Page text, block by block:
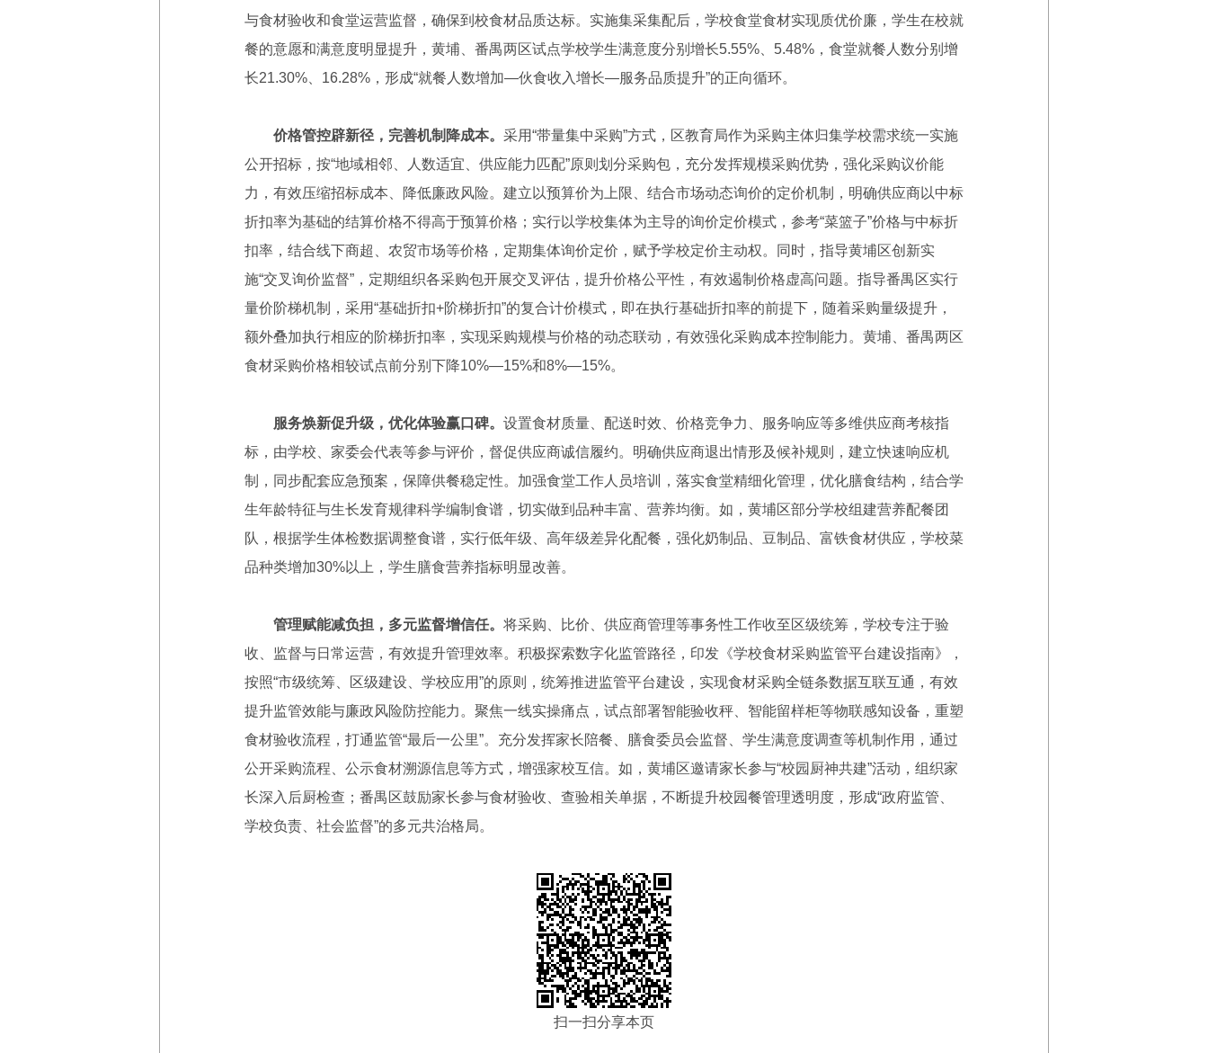
与食材验收和食堂运营监督，确保到校食材品质达标。实施集采集配后，学校食堂食材实现质优价廉，学生在校就
餐的意愿和满意度明显提升，黄埔、番禺两区试点学校学生满意度分别增长5.55%、5.48%，食堂就餐人数分别增
长21.30%、16.28%，形成“就餐人数增加—伙食收入增长—服务品质提升”的正向循环。
价格管控辟新径，完善机制降成本。 采用“带量集中采购”方式，区教育局作为采购主体归集学校需求统一实施
公开招标，按“地域相邻、人数适宜、供应能力匹配”原则划分采购包，充分发挥规模采购优势，强化采购议价能
力，有效压缩招标成本、降低廉政风险。建立以预算价为上限、结合市场动态询价的定价机制，明确供应商以中标
折扣率为基础的结算价格不得高于预算价格；实行以学校集体为主导的询价定价模式，参考“菜篮子”价格与中标折
扣率，结合线下商超、农贸市场等价格，定期集体询价定价，赋予学校定价主动权。同时，指导黄埔区创新实
施“交叉询价监督”，定期组织各采购包开展交叉评估，提升价格公平性，有效遏制价格虚高问题。指导番禺区实行
量价阶梯机制，采用“基础折扣+阶梯折扣”的复合计价模式，即在执行基础折扣率的前提下，随着采购量级提升，
额外叠加执行相应的阶梯折扣率，实现采购规模与价格的动态联动，有效强化采购成本控制能力。黄埔、番禺两区
食材采购价格相较试点前分别下降10%—15%和8%—15%。
服务焕新促升级，优化体验赢口碑。 设置食材质量、配送时效、价格竞争力、服务响应等多维供应商考核指
标，由学校、家委会代表等参与评价，督促供应商诚信履约。明确供应商退出情形及候补规则，建立快速响应机
制，同步配套应急预案，保障供餐稳定性。加强食堂工作人员培训，落实食堂精细化管理，优化膳食结构，结合学
生年龄特征与生长发育规律科学编制食谱，切实做到品种丰富、营养均衡。如，黄埔区部分学校组建营养配餐团
队，根据学生体检数据调整食谱，实行低年级、高年级差异化配餐，强化奶制品、豆制品、富铁食材供应，学校菜
品种类增加30%以上，学生膳食营养指标明显改善。
管理赋能减负担，多元监督增信任。 将采购、比价、供应商管理等事务性工作收至区级统筹，学校专注于验
收、监督与日常运营，有效提升管理效率。积极探索数字化监管路径，印发《学校食材采购监管平台建设指南》，
按照“市级统筹、区级建设、学校应用”的原则，统筹推进监管平台建设，实现食材采购全链条数据互联互通，有效
提升监管效能与廉政风险防控能力。聚焦一线实操痛点，试点部署智能验收秤、智能留样柜等物联感知设备，重塑
食材验收流程，打通监管“最后一公里”。充分发挥家长陪餐、膳食委员会监督、学生满意度调查等机制作用，通过
公开采购流程、公示食材溯源信息等方式，增强家校互信。如，黄埔区邀请家长参与“校园厨神共建”活动，组织家
长深入后厨检查；番禺区鼓励家长参与食材验收、查验相关单据，不断提升校园餐管理透明度，形成“政府监管、
学校负责、社会监督”的多元共治格局。
扫一扫分享本页